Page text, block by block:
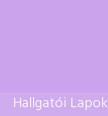
Hallgatói Lapok